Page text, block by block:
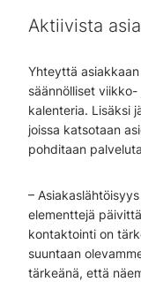
Aktiivista
Yhteyttä
säännölliset
kalenteria. Lisäksi
joissa katsotaan
pohditaan
–
elementtejä
kontaktointi on
suuntaan
tärkeänä, että